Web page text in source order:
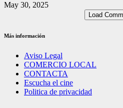
May 30, 2025
Load
Más información
Aviso Legal
COMERCIO LOCAL
CONTACTA
Escucha el cine
Politica de privacidad